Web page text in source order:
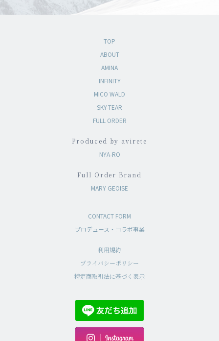
TOP
ABOUT
AMINA
INFINITY
MICO WALD
SKY-TEAR
FULL ORDER
Produced by avirete
NYA-RO
Full Order Brand
MARY GEOISE
CONTACT FORM
プロデュース・コラボ事業
利用規約
プライバシーポリシー
特定商取引法に基づく表示